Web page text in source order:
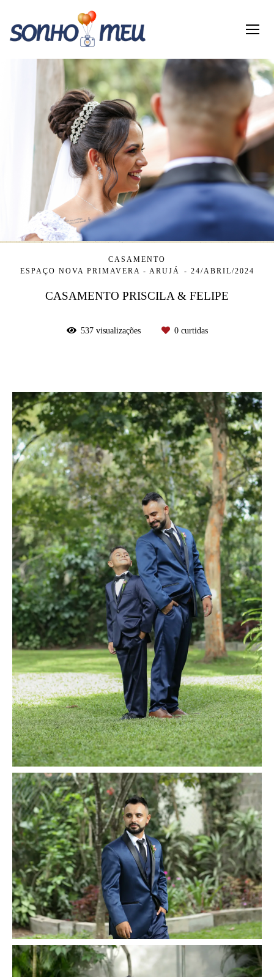
CASAMENTO
ESPAÇO NOVA PRIMAVERA - ARUJÁ
24/ABRIL/2024
CASAMENTO PRISCILA & FELIPE
537visualizações 0curtidas